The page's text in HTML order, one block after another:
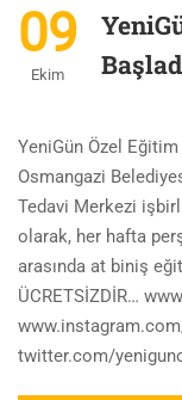
09
Ekim
YeniGün Özel
Osmangazi
Tedavi Merkezi
olarak, her hafta
arasında at biniş
ÜCRETSİZDİR…
twitter.com/